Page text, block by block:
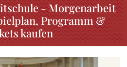
- Morgenarbeit
Programm &
kaufen